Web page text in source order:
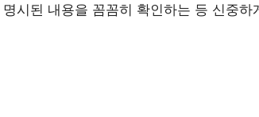
시된 내용을 꼼꼼히 확인하는 등 신중하